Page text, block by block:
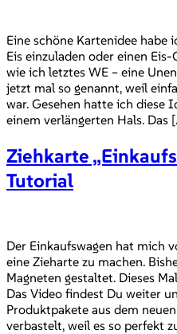
Eine schöne Kartenidee habe
Eis einzuladen oder einen
wie ich letztes WE – eine
jetzt mal so genannt, weil
war. Gesehen hatte ich diese
einem verlängerten Hals. Das
Ziehkarte
Tutorial
Der Einkaufswagen hat mich
eine Zieharte zu machen.
Magneten gestaltet. Dieses
Das Video findest Du weiter
Produktpakete aus dem
verbastelt, weil es so perfekt